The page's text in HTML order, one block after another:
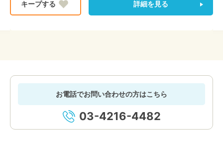
詳細を見る
お電話でお問い合わせの方はこちら
03-4216-4482